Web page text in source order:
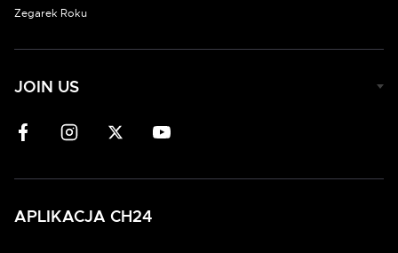
Zegarek Roku
JOIN US
APLIKACJA CH24